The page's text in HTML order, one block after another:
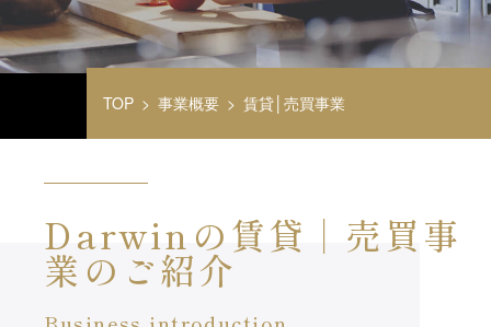
TOP 事業概要 賃貸│売買事業
Darwinの賃貸│売買事
業のご紹介